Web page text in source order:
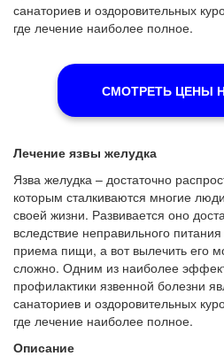
санаториев и оздоровительных
где лечение наиболее полное.
СМОТРЕТЬ ЦЕНЫ
Лечение язвы желудка
Язва желудка – достаточно
которым сталкиваются многие
своей жизни. Развивается оно
вследствие неправильного
приема пищи, а вот вылечить его
сложно. Одним из наиболее
профилактики язвенной болезни
санаториев и оздоровительных
где лечение наиболее полное.
Описание